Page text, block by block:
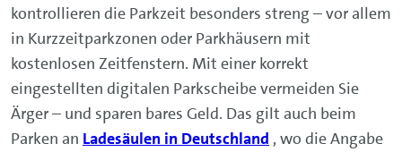
kontrollieren die Parkzeit besonders streng – vor allem
in Kurzzeitparkzonen oder Parkhäusern mit
kostenlosen Zeitfenstern. Mit einer korrekt
eingestellten digitalen Parkscheibe vermeiden Sie
Ärger – und sparen bares Geld. Das gilt auch beim
Parken an Ladesäulen in Deutschland , wo die Angabe